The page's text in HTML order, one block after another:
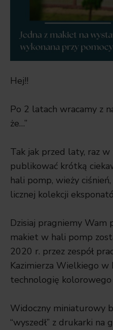
Hej!!
Po 2 latach wracamy z
że…”
Tak jak przed laty, raz
publikować krótką
hali pomp, wieży ciśnień,
licznej kolekcji
Dzisiaj pragniemy Wam
makiet w hali pomp
2020 r. przez zespół
Kazimierza Wielkiego w
technologię
Widoczny miniaturowy
“wyszedł” z drukarki na